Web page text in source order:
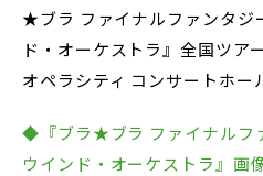
★ブラ ファイナルファンタジ
ド・オーケストラ』全国ツア
オペラシティ コンサートホー
◆『ブラ★ブラ ファイナルフ
ウインド・オーケストラ』画